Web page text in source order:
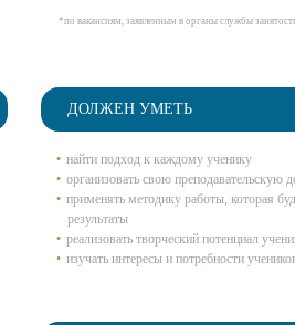
*по вакансиям, заявленным в органы службы
ДОЛЖЕН УМЕТЬ
найти подход к каждому ученику
организовать свою преподавательскую
применять методику работы, которая
результаты
реализовать творческий потенциал
изучать интересы и потребности